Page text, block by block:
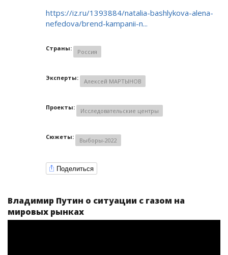
https://iz.ru/1393884/natalia-bashlykova-alena-
nefedova/brend-kampanii-n...
Страны: Россия
Эксперты: Алексей МАРТЫНОВ
Проекты: Исследовательские центры
Сюжеты: Выборы-2022
Поделиться
Владимир Путин о ситуации с газом на
мировых рынках